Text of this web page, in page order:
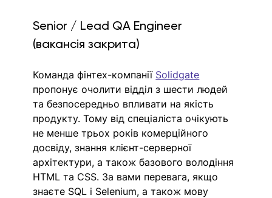
Senior / Lead QA Engineer
(вакансія закрита)
Команда фінтех-компанії Solidgate
пропонує очолити відділ з шести людей
та безпосередньо впливати на якість
продукту. Тому від спеціаліста очікують
не менше трьох років комерційного
досвіду, знання клієнт-серверної
архітектури, а також базового володіння
HTML та CSS. За вами перевага, якщо
знаєте SQL і Selenium, а також мову